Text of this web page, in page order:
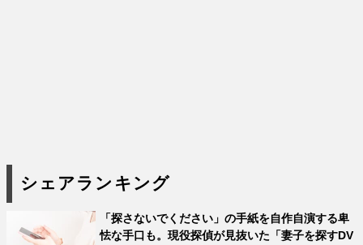
シェアランキング
「探さないでください」の手紙を自作自演する卑
怯な手口も。現役探偵が見抜いた「妻子を探すDV